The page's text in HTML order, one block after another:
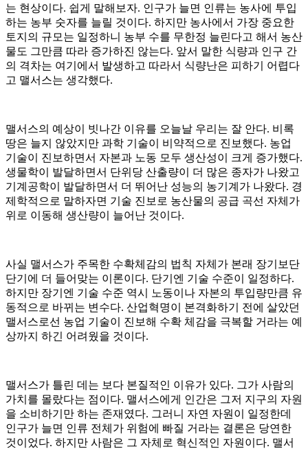
는 현상이다. 쉽게 말해보자. 인구가 늘면 인류는 농사에 투입
하는 농부 숫자를 늘릴 것이다. 하지만 농사에서 가장 중요한
토지의 규모는 일정하니 농부 수를 무한정 늘린다고 해서 농산
물도 그만큼 따라 증가하진 않는다. 앞서 말한 식량과 인구 간
의 격차는 여기에서 발생하고 따라서 식량난은 피하기 어렵다
고 맬서스는 생각했다.
맬서스의 예상이 빗나간 이유를 오늘날 우리는 잘 안다. 비록
땅은 늘지 않았지만 과학 기술이 비약적으로 진보했다. 농업
기술이 진보하면서 자본과 노동 모두 생산성이 크게 증가했다.
생물학이 발달하면서 단위당 산출량이 더 많은 종자가 나왔고
기계공학이 발달하면서 더 뛰어난 성능의 농기계가 나왔다. 경
제학적으로 말하자면 기술 진보로 농산물의 공급 곡선 자체가
위로 이동해 생산량이 늘어난 것이다.
사실 맬서스가 주목한 수확체감의 법칙 자체가 본래 장기보단
단기에 더 들어맞는 이론이다. 단기엔 기술 수준이 일정하다.
하지만 장기엔 기술 수준 역시 노동이나 자본의 투입량만큼 유
동적으로 바뀌는 변수다. 산업혁명이 본격화하기 전에 살았던
맬서스로선 농업 기술이 진보해 수확 체감을 극복할 거라는 예
상까지 하긴 어려웠을 것이다.
맬서스가 틀린 데는 보다 본질적인 이유가 있다. 그가 사람의
가치를 몰랐다는 점이다. 맬서스에게 인간은 그저 지구의 자원
을 소비하기만 하는 존재였다. 그러니 자연 자원이 일정한데
인구가 늘면 인류 전체가 위험에 빠질 거라는 결론은 당연한
것이었다. 하지만 사람은 그 자체로 혁신적인 자원이다. 맬서